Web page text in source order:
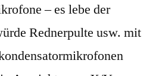
– es lebe der
Rednerpulte usw. mit